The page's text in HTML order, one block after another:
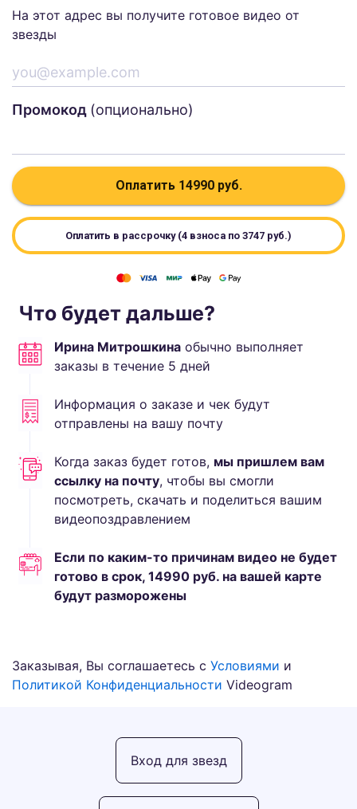
На этот адрес вы получите готовое видео от
звезды
Промокод (опционально)
Оплатить 14990руб.
Оплатить в рассрочку (4 взноса по 3747 руб.)
Что будет дальше?
Ирина Митрошкина обычно выполняет
заказы в течение 5 дней
Информация о заказе и чек будут
отправлены на вашу почту
Когда заказ будет готов, мы пришлем вам
ссылку на почту, чтобы вы смогли
посмотреть, скачать и поделиться вашим
видеопоздравлением
Если по каким-то причинам видео не будет
готово в срок, 14990 руб. на вашей карте
будут разморожены
Заказывая, Вы соглашаетесь с Условиями и
Политикой Конфиденциальности Videogram
Вход для звезд